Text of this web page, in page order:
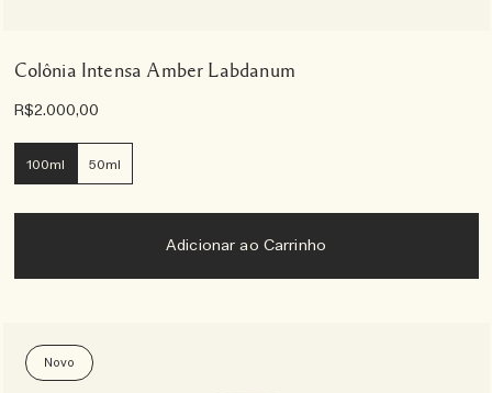
Colônia Intensa Amber Labdanum
R$2.000,00
100ml 50ml
Adicionar ao Carrinho
Novo